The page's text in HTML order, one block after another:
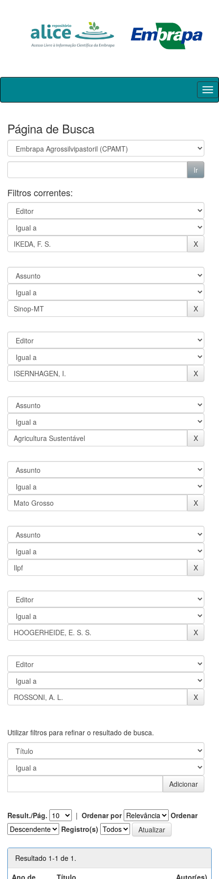
Skip
Página de Busca
Filtros correntes:
Utilizar filtros para refinar o resultado de busca.
Result./Pág. | Ordenar por
Ordenar
Registro(s)
Resultado 1-1 de 1.
Ano de
Título Autor(es)